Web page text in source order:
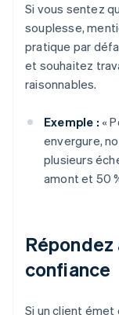
Si vous sentez
souplesse,
pratique par
et souhaitez
raisonnables.
Exemple : «
envergure,
plusieurs
amont et 50
confiance
Si un client